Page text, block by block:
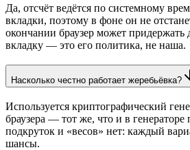
Да, отсчёт ведётся по системному
вкладки, поэтому в фоне он не
окончании браузер может придержать
вкладку — это его политика, не наша.
Насколько честно работает жеребьёвка?
Используется криптографический
браузера — тот же, что и в
подкруток и «весов» нет: каждый
шансы.